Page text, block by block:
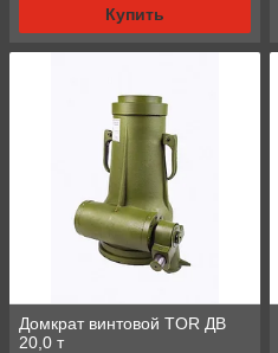
Купить
Домкрат винтовой TOR ДВ
20,0 т